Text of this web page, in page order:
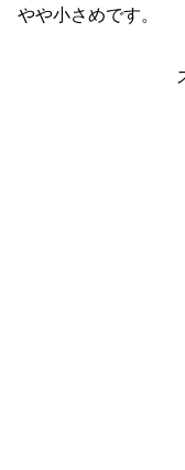
やや小さめです。